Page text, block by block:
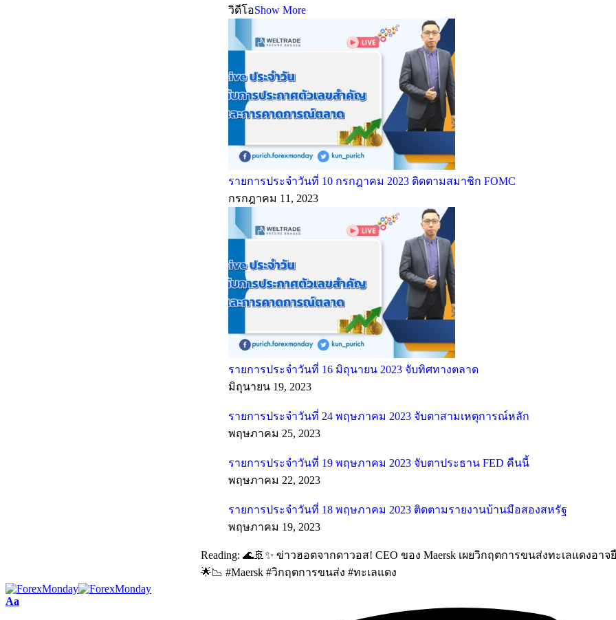
วิดีโอShow More
รายการประจำวันที่ 10 กรกฎาคม 2023 ติดตามสมาชิก FOMC
กรกฎาคม 11, 2023
รายการประจำวันที่ 16 มิถุนายน 2023 จับทิศทางตลาด
มิถุนายน 19, 2023
รายการประจำวันที่ 24 พฤษภาคม 2023 จับตาสามเหตุการณ์หลัก
พฤษภาคม 25, 2023
รายการประจำวันที่ 19 พฤษภาคม 2023 จับตาประธาน FED คืนนี้
พฤษภาคม 22, 2023
รายการประจำวันที่ 18 พฤษภาคม 2023 ติดตามรายงานบ้านมือสองสหรัฐ
พฤษภาคม 19, 2023
Reading: 🌊🚢✨ ข่าวฮอตจากดาวอส! CEO ของ Maersk เผยวิกฤตการขนส่งทะเลแดงอาจ
🌟📉 #Maersk #วิกฤตการขนส่ง #ทะเลแดง
Aa